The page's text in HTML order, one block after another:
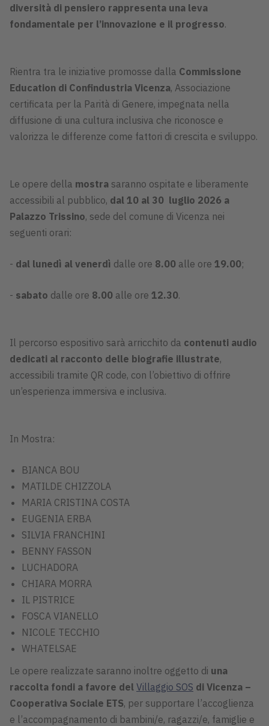
diversità di pensiero rappresenta una leva
fondamentale per l’innovazione e il progresso.
Rientra tra le iniziative promosse dalla Commissione
Education di Confindustria Vicenza, Associazione
certificata per la Parità di Genere, impegnata nella
diffusione di una cultura inclusiva che riconosce e
valorizza le differenze come fattori di crescita e sviluppo.
Le opere della mostra saranno ospitate e liberamente
accessibili al pubblico, dal 10 al 30 luglio 2026 a
Palazzo Trissino, sede del comune di Vicenza nei
seguenti orari:
- dal lunedì al venerdì dalle ore 8.00 alle ore 19.00;
- sabato dalle ore 8.00 alle ore 12.30.
Il percorso espositivo sarà arricchito da contenuti audio
dedicati al racconto delle biografie illustrate,
accessibili tramite QR code, con l’obiettivo di offrire
un’esperienza immersiva e inclusiva.
In Mostra:
BIANCA BOU
MATILDE CHIZZOLA
MARIA CRISTINA COSTA
EUGENIA ERBA
SILVIA FRANCHINI
BENNY FASSON
LUCHADORA
CHIARA MORRA
IL PISTRICE
FOSCA VIANELLO
NICOLE TECCHIO
WHATELSAE
Le opere realizzate saranno inoltre oggetto di una
raccolta fondi a favore del Villaggio SOS di Vicenza –
Cooperativa Sociale ETS, per supportare l’accoglienza
e l’accompagnamento di bambini/e, ragazzi/e, famiglie e